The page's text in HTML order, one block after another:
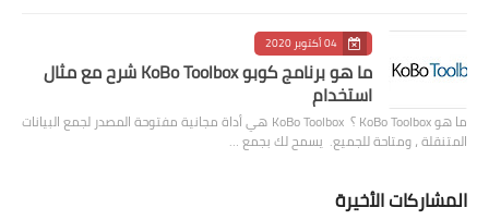
04 أكتوبر 2020
ما هو برنامج كوبو KoBo Toolbox شرح مع مثال
استخدام
ما هو KoBo Toolbox ؟ KoBo Toolbox هي أداة مجانية مفتوحة المصدر لجمع البيانات
المتنقلة ، ومتاحة للجميع. يسمح لك بجمع …
المشاركات الأخيرة